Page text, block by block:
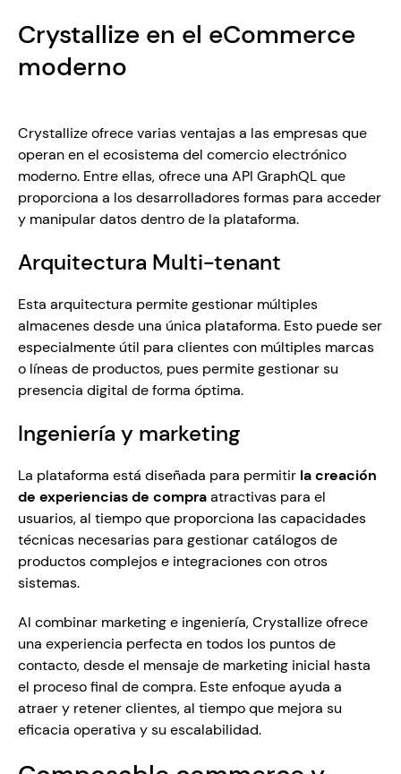
Crystallize en el eCommerce
moderno
Crystallize ofrece varias ventajas a las empresas que
operan en el ecosistema del comercio electrónico
moderno. Entre ellas, ofrece una API GraphQL que
proporciona a los desarrolladores formas para acceder
y manipular datos dentro de la plataforma.
Arquitectura Multi-tenant
Esta arquitectura permite gestionar múltiples
almacenes desde una única plataforma. Esto puede ser
especialmente útil para clientes con múltiples marcas
o líneas de productos, pues permite gestionar su
presencia digital de forma óptima.
Ingeniería y marketing
La plataforma está diseñada para permitir la creación
de experiencias de compra atractivas para el
usuarios, al tiempo que proporciona las capacidades
técnicas necesarias para gestionar catálogos de
productos complejos e integraciones con otros
sistemas.
Al combinar marketing e ingeniería, Crystallize ofrece
una experiencia perfecta en todos los puntos de
contacto, desde el mensaje de marketing inicial hasta
el proceso final de compra. Este enfoque ayuda a
atraer y retener clientes, al tiempo que mejora su
eficacia operativa y su escalabilidad.